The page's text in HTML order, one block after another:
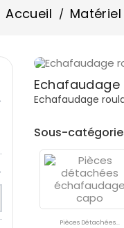
Accueil Matériel
Echafaudage
Echafaudage
Sous-
Pièces Détachées...